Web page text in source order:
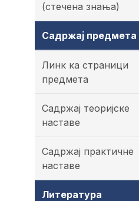
(стечена знања)
Садржај предмета
Линк ка страници
предмета
Садржај теоријске
наставе
Садржај практичне
наставе
Литература